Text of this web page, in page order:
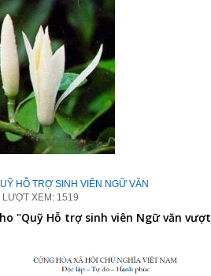
HỖ TRỢ SINH VIÊN NGỮ VĂN
LƯỢT XEM: 1519
"Quỹ Hỗ trợ sinh viên Ngữ văn vượt